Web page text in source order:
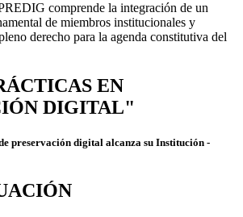
comprende la integración de un
de miembros institucionales y
derecho para la agenda constitutiva del
EN
DIGITAL"
preservación digital alcanza su Institución -